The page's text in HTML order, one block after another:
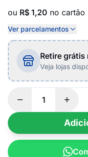
ou R$ 1,20 no cartão
Ver parcelamentos
Retire grátis
Veja lojas